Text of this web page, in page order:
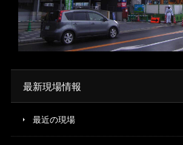
最新現場情報
最近の現場